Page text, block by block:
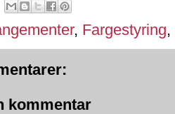
, Fargestyring,
kommentar